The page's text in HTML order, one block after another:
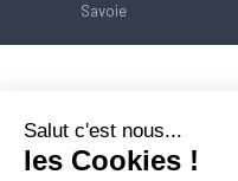
Savoie
Salut c'est nous...
les Cookies !